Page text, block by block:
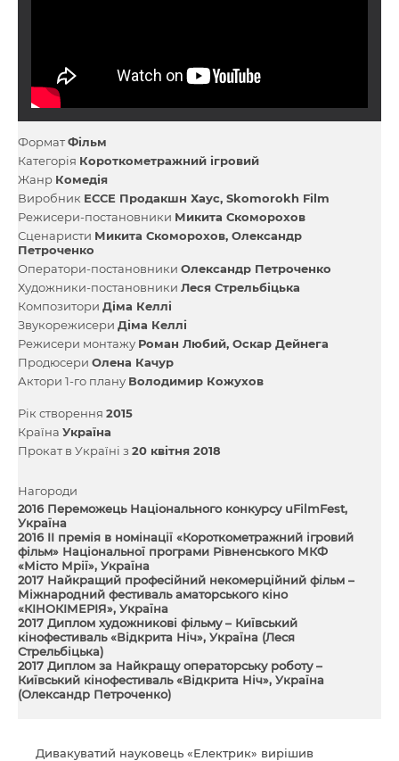
ФорматФільм
Категорія Короткометражний ігровий
Жанр Комедія
Виробник ЕССЕ Продакшн Хаус Skomorokh Film
Режисери-постановники Микита Скоморохов
Сценаристи Микита Скоморохов Олександр
Петроченко
Оператори-постановники Олександр Петроченко
Художники-постановники Леся Стрельбіцька
Композитори Діма Келлі
Звукорежисери Діма Келлі
Режисери монтажу Роман Любий Оскар Дейнега
Продюсери Олена Качур
Актори 1-го плану Володимир Кожухов
Рік створення 2015
Країна Україна
Прокат в Україні з 20 квітня 2018
Нагороди
2016 Переможець Національного конкурсу uFilmFest,
Україна
2016 II премія в номінації «Короткометражний ігровий
фільм» Національної програми Рівненського МКФ
«Місто Мрії», Україна
2017 Найкращий професійний некомерційний фільм –
Міжнародний фестиваль аматорського кіно
«КІНОКІМЕРІЯ», Україна
2017 Диплом художникові фільму – Київський
кінофестиваль «Відкрита Ніч», Україна (Леся
Стрельбіцька)
2017 Диплом за Найкращу операторську роботу –
Київський кінофестиваль «Відкрита Ніч», Україна
(Олександр Петроченко)
Дивакуватий науковець «Електрик» вирішив